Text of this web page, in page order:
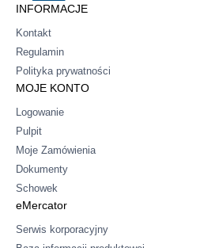
INFORMACJE
Kontakt
Regulamin
Polityka prywatności
MOJE KONTO
Logowanie
Pulpit
Moje Zamówienia
Dokumenty
Schowek
eMercator
Serwis korporacyjny